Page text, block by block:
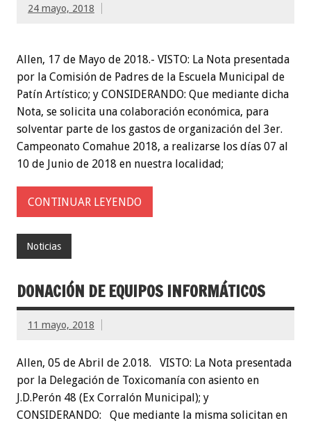
24 mayo, 2018
Allen, 17 de Mayo de 2018.- VISTO: La Nota presentada
por la Comisión de Padres de la Escuela Municipal de
Patín Artístico; y CONSIDERANDO: Que mediante dicha
Nota, se solicita una colaboración económica, para
solventar parte de los gastos de organización del 3er.
Campeonato Comahue 2018, a realizarse los días 07 al
10 de Junio de 2018 en nuestra localidad;
CONTINUAR LEYENDO
Noticias
DONACIÓN DE EQUIPOS INFORMÁTICOS
11 mayo, 2018
Allen, 05 de Abril de 2.018. VISTO: La Nota presentada
por la Delegación de Toxicomanía con asiento en
J.D.Perón 48 (Ex Corralón Municipal); y
CONSIDERANDO: Que mediante la misma solicitan en